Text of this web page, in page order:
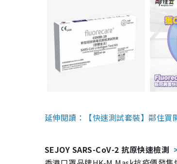
延伸閱讀：【快速測試套裝】鄰住
SEJOY SARS-CoV-2 抗原快速檢測